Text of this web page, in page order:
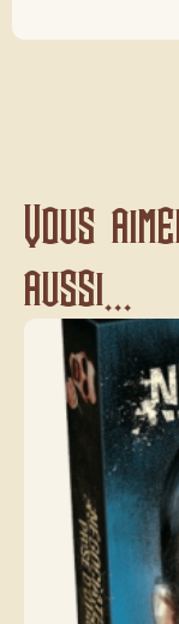
Vous
aussi...